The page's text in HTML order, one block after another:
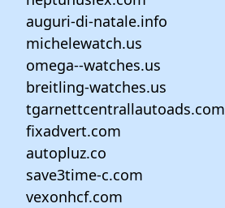
auguri-di-natale.info
michelewatch.us
omega--watches.us
breitling-watches.us
tgarnettcentrallautoads.com
fixadvert.com
autopluz.co
save3time-c.com
vexonhcf.com